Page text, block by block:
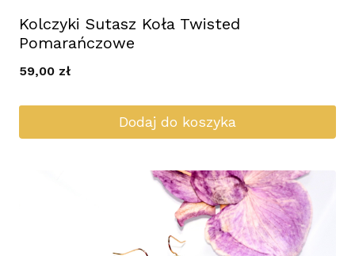
Kolczyki Sutasz Koła Twisted
Pomarańczowe
59,00 zł
Dodaj do koszyka